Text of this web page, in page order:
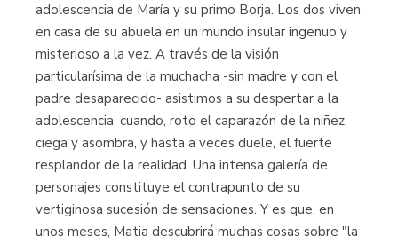
adolescencia de María y su primo Borja. Los dos viven
en casa de su abuela en un mundo insular ingenuo y
misterioso a la vez. A través de la visión
particularísima de la muchacha -sin madre y con el
padre desaparecido- asistimos a su despertar a la
adolescencia, cuando, roto el caparazón de la niñez,
ciega y asombra, y hasta a veces duele, el fuerte
resplandor de la realidad. Una intensa galería de
personajes constituye el contrapunto de su
vertiginosa sucesión de sensaciones. Y es que, en
unos meses, Matia descubrirá muchas cosas sobre "la